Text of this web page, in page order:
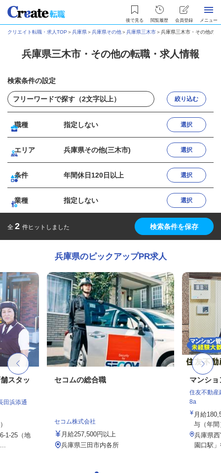
後で見る 閲覧履歴 会員登録 メニュー
クリエイト転職・求人TOP ＞兵庫県＞兵庫県その他＞兵庫県三木市＞兵庫県三木市・その他の
兵庫県三木市・その他の転職・求人情報
検索条件の設定
絞り込む
職種 指定しない 選択
エリア 兵庫県その他(三木市) 選択
条件 年間休日120日以上 選択
業種 指定しない 選択
全 2 件ヒットしました 検索条件を保存
兵庫県のピックアップPR求人
スタッ
田浜添通
1-25（地
セコムの総合職
セコム株式会社
月給257,500円以上
兵庫県三田市内各所
マンシ
住友不動産
8a
月給
与（年
兵庫県
園口駅